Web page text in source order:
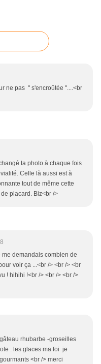
ne pas " s'encroûtée "....<br
ta photo à chaque fois
Celle là aussi est à
tout de même cette
placard. Biz<br />
me demandais combien de
voir ça ...<br /> <br /> <br
! hihihi !<br /> <br /> <br />
rhubarbe -groseilles
. les glaces ma foi je
<br /> merci